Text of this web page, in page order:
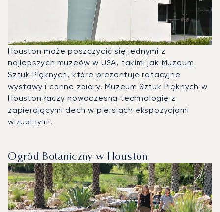
Houston może poszczycić się jednymi z
najlepszych muzeów w USA, takimi jak Muzeum
Sztuk Pięknych, które prezentuje rotacyjne
wystawy i cenne zbiory. Muzeum Sztuk Pięknych w
Houston łączy nowoczesną technologię z
zapierającymi dech w piersiach ekspozycjami
wizualnymi.
Ogród Botaniczny w Houston